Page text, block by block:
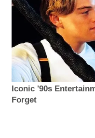
Iconic '90s
Forget